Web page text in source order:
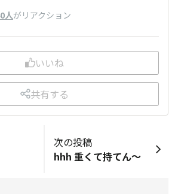
人がリアクション
いいね
共有する
次の投稿
hhh 重くて持てん～